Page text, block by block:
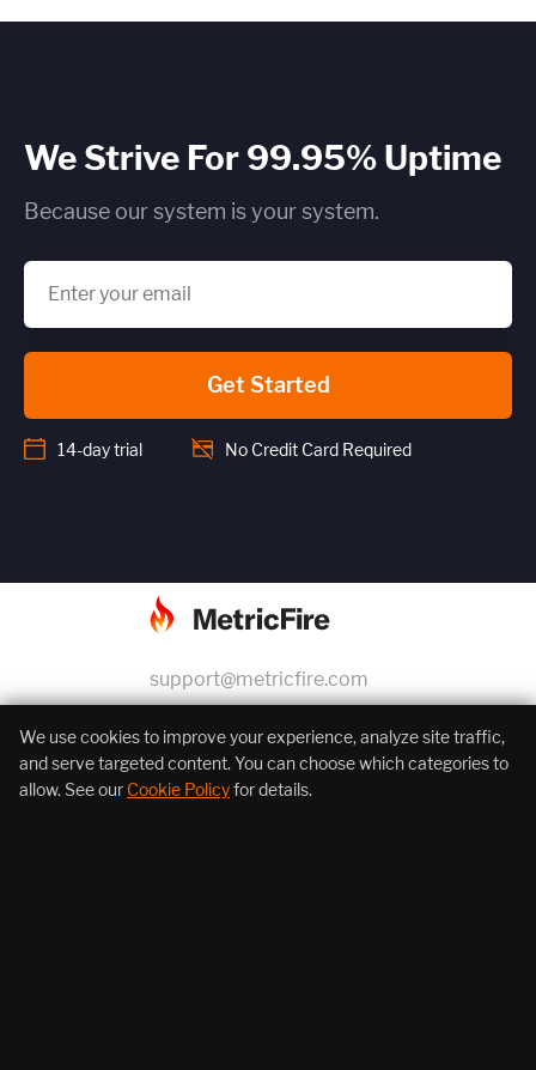
We Strive For 99.95% Uptime
Because our system is your system.
Get Started
14-day trial No Credit Card Required
support@metricfire.com
+1 (855) 206-7352
We use cookies to improve your experience, analyze site traffic,
and serve targeted content. You can choose which categories to
allow. See our Cookie Policyfor details.